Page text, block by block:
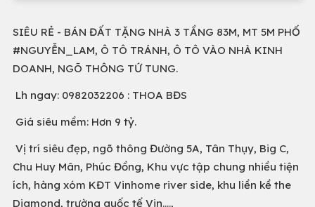
SIÊU RẺ - BÁN ĐẤT TẶNG NHÀ 3 TẦNG 83M, MT 5M PHỐ
#NGUYỄN_LAM, Ô TÔ TRÁNH, Ô TÔ VÀO NHÀ KINH
DOANH, NGÕ THÔNG TỨ TUNG.
Lh ngay: 0982032206 : THOA BĐS
Giá siêu mềm: Hơn 9 tỷ.
Vị trí siêu đẹp, ngõ thông Đường 5A, Tân Thụy, Big C,
Chu Huy Mân, Phúc Đồng, Khu vực tập chung nhiều tiện
ích, hàng xóm KĐT Vinhome river side, khu liền kề the
Diamond, trường quốc tế Vin....,